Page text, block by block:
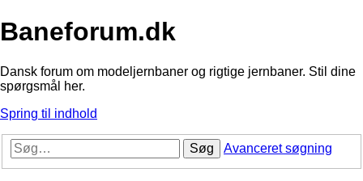
Baneforum.dk
Dansk forum om modeljernbaner og rigtige jernbaner. Stil dine
spørgsmål her.
Spring til indhold
Søg Avanceret søgning